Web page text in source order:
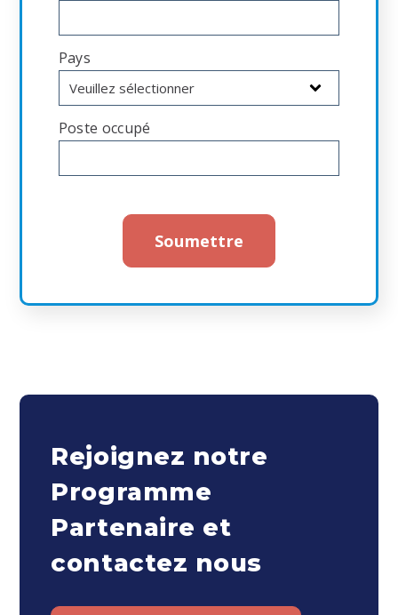
Pays
Poste occupé
Rejoignez notre
Programme
Partenaire et
contactez nous